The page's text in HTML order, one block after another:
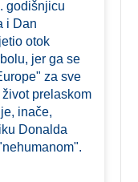
godišnjicu
i Dan
otok
jer ga se
za sve
prelaskom
inače,
Donalda